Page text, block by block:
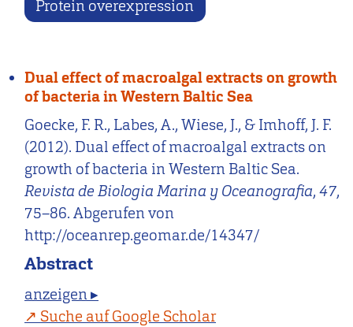
Protein overexpression
Dual effect of macroalgal extracts on growth
of bacteria in Western Baltic Sea
Goecke, F. R., Labes, A., Wiese, J., & Imhoff, J. F.
(2012). Dual effect of macroalgal extracts on
growth of bacteria in Western Baltic Sea.
Revista de Biologia Marina y Oceanografia,47,
75–86. Abgerufen von
http://oceanrep.geomar.de/14347/
Abstract
anzeigen ▸
Suche auf Google Scholar